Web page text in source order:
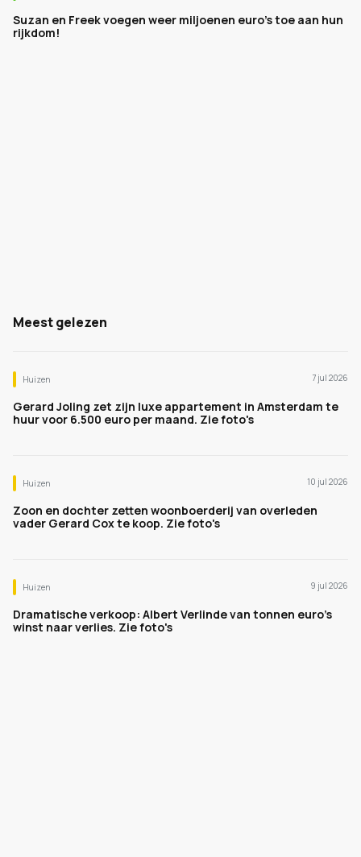
Suzan en Freek voegen weer miljoenen euro's toe aan hun
rijkdom!
Meest gelezen
Huizen 7 jul 2026
Gerard Joling zet zijn luxe appartement in Amsterdam te
huur voor 6.500 euro per maand. Zie foto's
Huizen 10 jul 2026
Zoon en dochter zetten woonboerderij van overleden
vader Gerard Cox te koop. Zie foto's
Huizen 9 jul 2026
Dramatische verkoop: Albert Verlinde van tonnen euro's
winst naar verlies. Zie foto's